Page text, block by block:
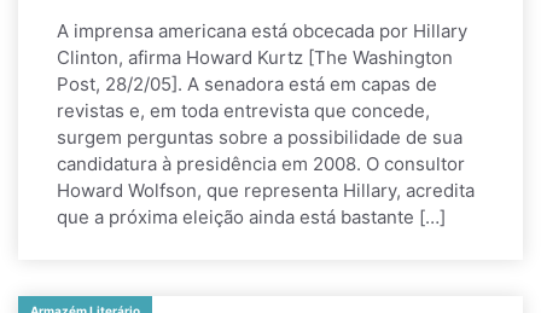
A imprensa americana está obcecada por Hillary
Clinton, afirma Howard Kurtz [The Washington
Post, 28/2/05]. A senadora está em capas de
revistas e, em toda entrevista que concede,
surgem perguntas sobre a possibilidade de sua
candidatura à presidência em 2008. O consultor
Howard Wolfson, que representa Hillary, acredita
que a próxima eleição ainda está bastante […]